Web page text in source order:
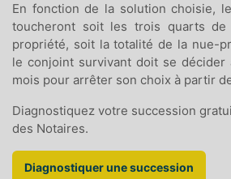
En fonction de la solution choisie,
toucheront soit les trois quarts de
propriété, soit la totalité de la nue-
le conjoint survivant doit se
mois pour arrêter son choix à partir
Diagnostiquez votre succession
des Notaires.
Diagnostiquer une succession